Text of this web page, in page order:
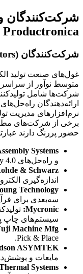
شرکت‌کنندگان و
Productronica
شرکت‌کنندگان (Exhibitors) نمایشگاه Productronica
غول‌های صنعت تولید
ارائه‌دهندگان
نرم‌افزارهای مدیریت
برخی از شرکت‌های
حضور پررنگ دارند
Systems
و راه‌حل‌های Industry 4.0.
& Schwarz
اندازه‌گیری
Technology
سه‌بعدی برای
Mycronic
:
سیستم‌های چاپ
Machine Mfg
Pick & Place.
ASYMTEK
مایعات و
Systems